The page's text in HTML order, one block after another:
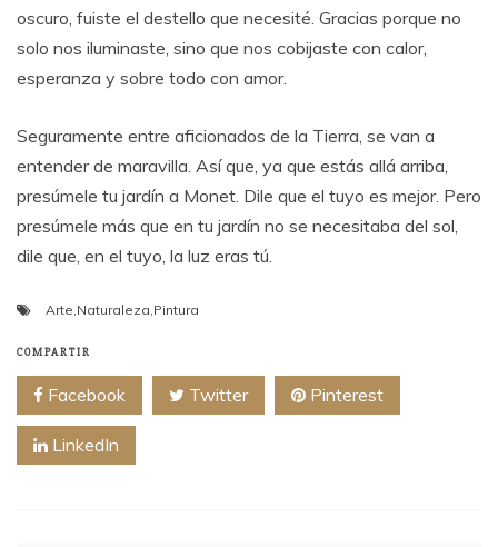
oscuro, fuiste el destello que necesité. Gracias porque no
solo nos iluminaste, sino que nos cobijaste con calor,
esperanza y sobre todo con amor.
Seguramente entre aficionados de la Tierra, se van a
entender de maravilla. Así que, ya que estás allá arriba,
presúmele tu jardín a Monet. Dile que el tuyo es mejor. Pero
presúmele más que en tu jardín no se necesitaba del sol,
dile que, en el tuyo, la luz eras tú.
Arte Naturaleza Pintura
COMPARTIR
Facebook Twitter Pinterest
LinkedIn